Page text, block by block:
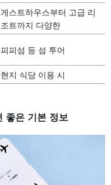
게스트하우스부터 고급 리
조트까지 다양한
피피섬 등 섬 투어
현지 식당 이용 시
좋은 기본 정보